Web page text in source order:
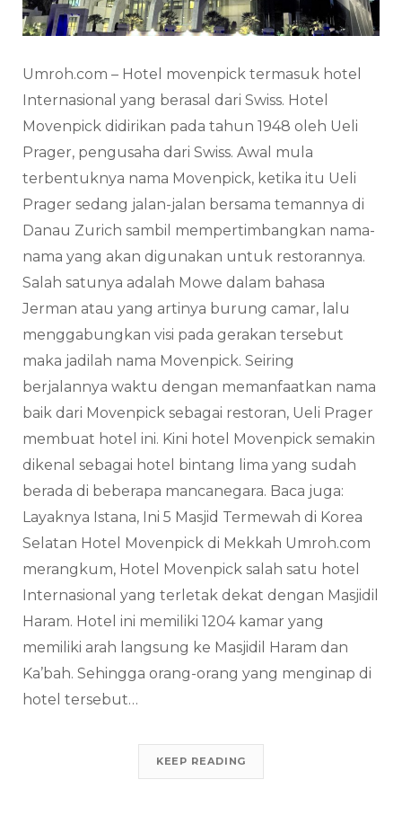
Umroh.com – Hotel movenpick termasuk hotel
Internasional yang berasal dari Swiss. Hotel
Movenpick didirikan pada tahun 1948 oleh Ueli
Prager, pengusaha dari Swiss. Awal mula
terbentuknya nama Movenpick, ketika itu Ueli
Prager sedang jalan-jalan bersama temannya di
Danau Zurich sambil mempertimbangkan nama-
nama yang akan digunakan untuk restorannya.
Salah satunya adalah Mowe dalam bahasa
Jerman atau yang artinya burung camar, lalu
menggabungkan visi pada gerakan tersebut
maka jadilah nama Movenpick. Seiring
berjalannya waktu dengan memanfaatkan nama
baik dari Movenpick sebagai restoran, Ueli Prager
membuat hotel ini. Kini hotel Movenpick semakin
dikenal sebagai hotel bintang lima yang sudah
berada di beberapa mancanegara. Baca juga:
Layaknya Istana, Ini 5 Masjid Termewah di Korea
Selatan Hotel Movenpick di Mekkah Umroh.com
merangkum, Hotel Movenpick salah satu hotel
Internasional yang terletak dekat dengan Masjidil
Haram. Hotel ini memiliki 1204 kamar yang
memiliki arah langsung ke Masjidil Haram dan
Ka’bah. Sehingga orang-orang yang menginap di
hotel tersebut…
KEEP READING